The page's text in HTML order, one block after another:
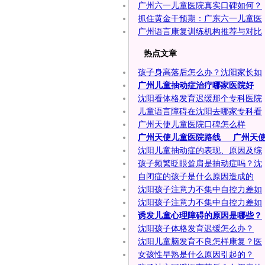
广州六一儿童医院真实口碑如何？
抓住黄金干预期：广东六一儿童医
广州语言康复训练机构推荐与对比
热点文章
孩子身高落后怎么办？沈阳家长如
广州儿童抽动症治疗哪家医院好
沈阳看体格发育迟缓那个专科医院
儿童语言障碍在沈阳去哪家专科看
广州天使儿童医院口碑怎么样
广州天使儿童医院路线___广州天
沈阳儿童抽动症的表现、原因及综
孩子频繁眨眼耸肩是抽动症吗？沈
自闭症的孩子是什么原因造成的
沈阳孩子注意力不集中自控力差如
沈阳孩子注意力不集中自控力差如
诱发儿童心理障碍的原因是哪些？
沈阳孩子体格发育迟缓怎么办？
沈阳儿童脑发育不良怎样康复？医
女孩性早熟是什么原因引起的？